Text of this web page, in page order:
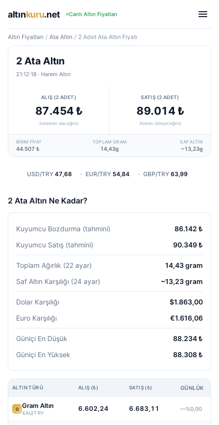
altınkuru.net Canlı Altın Fiyatları
Altın Fiyatları / Ata Altın / 2 Adet Ata Altın Fiyatı
2 Ata Altın
21:12:18 · Harem Altın
ALIŞ (2 ADET)
87.454 ₺
Satarken alacağınız
SATIŞ (2 ADET)
89.014 ₺
Alırken ödeyeceğiniz
BIRIM FIYAT
44.507 ₺
TOPLAM GRAM
14,43g
SAF ALTIN
~13,23g
USD/TRY 47,68 · EUR/TRY 54,84 · GBP/TRY 63,99
2 Ata Altın Ne Kadar?
Kuyumcu Bozdurma (tahmini)
86.142 ₺
Kuyumcu Satış (tahmini)
90.349 ₺
Toplam Ağırlık (22 ayar)
14,43 gram
Saf Altın Karşılığı (24 ayar)
~13,23 gram
Dolar Karşılığı
$1.863,00
Euro Karşılığı
€1.616,06
Güniçi En Düşük
88.234 ₺
Güniçi En Yüksek
88.308 ₺
ALTIN TÜRÜ ALIŞ (₺) SATIŞ (₺) GÜNLÜK
G Gram Altın
XAU/TRY
6.602,24 6.683,11 —%0,00